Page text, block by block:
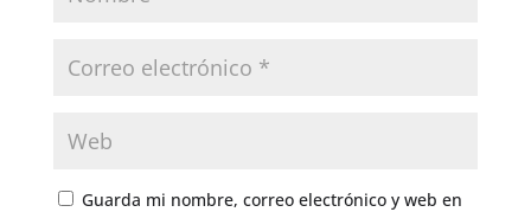
Guarda mi nombre, correo electrónico y web en